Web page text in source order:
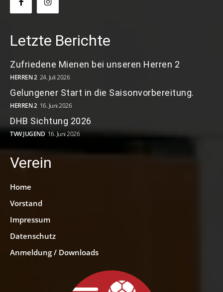
Letzte Berichte
Zufriedene Mienen bei unseren Herren 2
HERREN 2 24. Juli 2026
Gelungener Start in die Saisonvorbereitung.
HERREN 2 16. Juni 2026
DHB Sichtung 2026
TVW JUGEND 16. Juni 2026
Verein
Home
Vorstand
Impressum
Datenschutz
Anmeldung / Downloads